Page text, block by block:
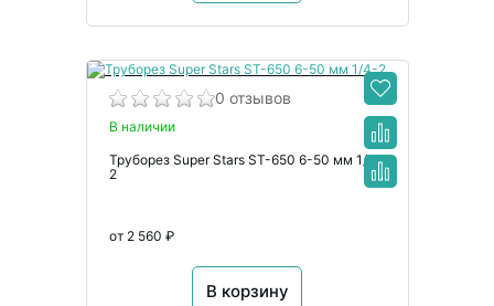
0 отзывов
В наличии
Труборез Super Stars ST-650 6-50 мм 1/4-
2
от 2 560 ₽
В корзину